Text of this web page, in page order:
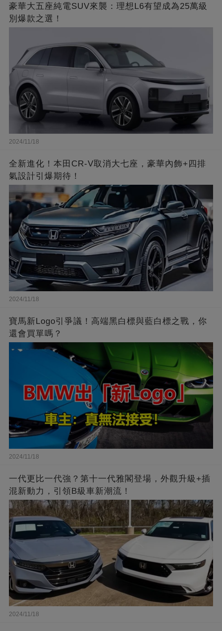
豪華大五座純電SUV來襲：理想L6有望成為25萬級
別爆款之選！
2024/11/18
全新進化！本田CR-V取消大七座，豪華內飾+四排
氣設計引爆期待！
2024/11/18
寶馬新Logo引爭議！高端黑白標與藍白標之戰，你
還會買單嗎？
2024/11/18
一代更比一代強？第十一代雅閣登場，外觀升級+插
混新動力，引領B級車新潮流！
2024/11/18